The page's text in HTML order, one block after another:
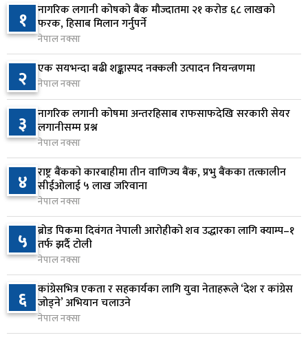
६
वीरगञ्जमा ट्यांकरको सिल खोलेर तेल निकाल्ने सात जना
रंगेहात पक्राउ
३ घण्टा अघि
७
जन्मसिद्ध नागरिकता कडा बनाउने ट्रम्पको नयाँ प्रयास, दुई
कार्यकारी आदेश जारी
३ घण्टा अघि
८ राप्रपाको निर्णय: बागमती प्रदेश सरकारमा सहभागी नहुने
३ घण्टा अघि
९
२५० रुपैयाँको सामान किन्दा कञ्चनपुरका उपभोक्ताले
जिते १० लाख
४ घण्टा अघि
१०
माछापुच्छ्रे बैंकको ‘एम–स्मार्ट’बाटै करदाता प्रोत्साहन
उपहार कार्यक्रममा सहभागी हुने सुविधा
४ घण्टा अघि
१ नागरिक लगानी कोषको बैंक मौज्दातमा २१ करोड ६८ लाखको
फरक, हिसाब मिलान गर्नुपर्ने
नेपाल नक्सा
२ एक सयभन्दा बढी शङ्कास्पद नक्कली उत्पादन नियन्त्रणमा
नेपाल नक्सा
३ नागरिक लगानी कोषमा अन्तरहिसाब राफसाफदेखि सरकारी सेयर
लगानीसम्म प्रश्न
नेपाल नक्सा
४ राष्ट्र बैंकको कारबाहीमा तीन वाणिज्य बैंक, प्रभु बैंकका तत्कालीन
सीईओलाई ५ लाख जरिवाना
नेपाल नक्सा
५ ब्रोड पिकमा दिवंगत नेपाली आरोहीको शव उद्धारका लागि क्याम्प–१
तर्फ झर्दै टोली
नेपाल नक्सा
६ कांग्रेसभित्र एकता र सहकार्यका लागि युवा नेताहरूले ‘देश र कांग्रेस
जोड्ने’ अभियान चलाउने
नेपाल नक्सा